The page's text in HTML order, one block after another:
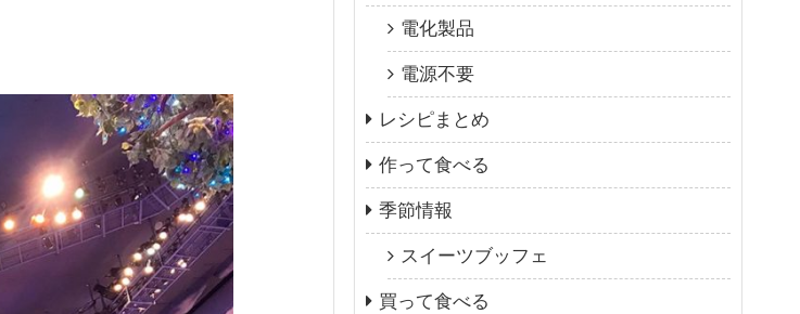
電化製品
電源不要
レシピまとめ
作って食べる
季節情報
スイーツブッフェ
買って食べる